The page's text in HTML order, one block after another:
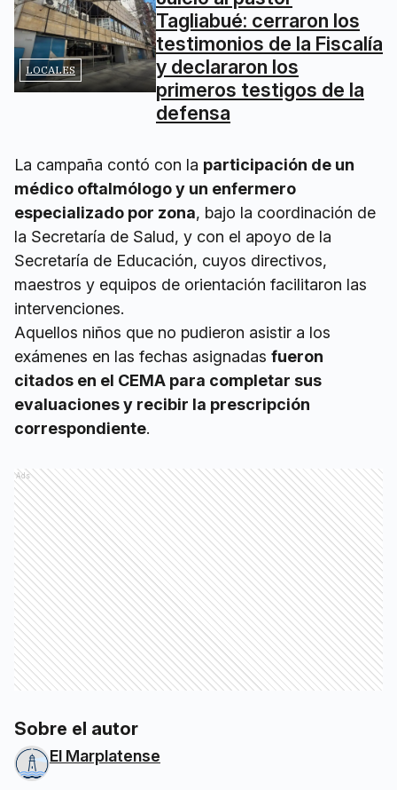
LOCALES
Tagliabué: cerraron los
testimonios de la Fiscalía
y declararon los
primeros testigos de la
defensa
La campaña contó con la participación de un
médico oftalmólogo y un enfermero
especializado por zona, bajo la coordinación de
la Secretaría de Salud, y con el apoyo de la
Secretaría de Educación, cuyos directivos,
maestros y equipos de orientación facilitaron las
intervenciones.
Aquellos niños que no pudieron asistir a los
exámenes en las fechas asignadas fueron
citados en el CEMA para completar sus
evaluaciones y recibir la prescripción
correspondiente.
Ads
Sobre el autor
El Marplatense